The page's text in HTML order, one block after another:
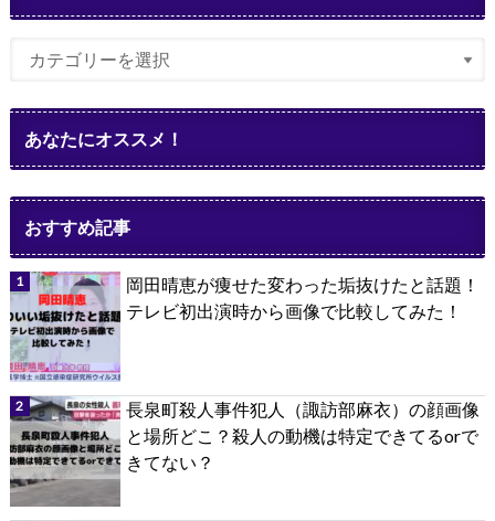
あなたにオススメ！
おすすめ記事
岡田晴恵が痩せた変わった垢抜けたと話題！
テレビ初出演時から画像で比較してみた！
長泉町殺人事件犯人（諏訪部麻衣）の顔画像
と場所どこ？殺人の動機は特定できてるorで
きてない？